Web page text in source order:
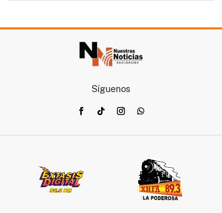
Síguenos